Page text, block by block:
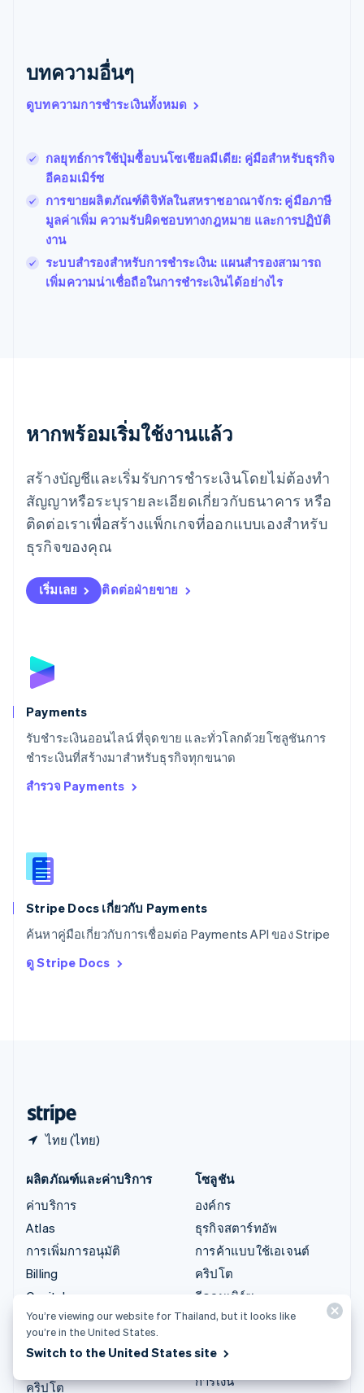
บทความอื่นๆ
ดูบทความการชำระเงินทั้งหมด
กลยุทธ์การใช้ปุ่มซื้อบนโซเชียลมีเดีย: คู่มือสำหรับธุรกิจ
อีคอมเมิร์ซ
การขายผลิตภัณฑ์ดิจิทัลในสหราชอาณาจักร: คู่มือภาษี
มูลค่าเพิ่ม ความรับผิดชอบทางกฎหมาย และการปฏิบัติ
งาน
ระบบสำรองสำหรับการชำระเงิน: แผนสำรองสามารถ
เพิ่มความน่าเชื่อถือในการชำระเงินได้อย่างไร
หากพร้อมเริ่มใช้งานแล้ว
สร้างบัญชีและเริ่มรับการชำระเงินโดยไม่ต้องทำ
สัญญาหรือระบุรายละเอียดเกี่ยวกับธนาคาร หรือ
ติดต่อเราเพื่อสร้างแพ็กเกจที่ออกแบบเองสำหรับ
ธุรกิจของคุณ
เริ่มเลย ติดต่อฝ่ายขาย
Payments
รับชำระเงินออนไลน์ ที่จุดขาย และทั่วโลกด้วยโซลูชันการ
ชำระเงินที่สร้างมาสำหรับธุรกิจทุกขนาด
สำรวจ Payments
Stripe Docs เกี่ยวกับ Payments
ค้นหาคู่มือเกี่ยวกับการเชื่อมต่อ Payments API ของ Stripe
ดู Stripe Docs
ไทย (ไทย)
NederlandsFrançais
Português English
ฝรั่งเศส
FrançaisEnglish
ฟินแลนด์
EnglishSvenska
มอลตา
English
มาเลเซีย
English 简体中文
เม็กซิโก
ลักเซมเบิร์ก
Français Deutsch English
English
ลิกเตนสไตน์
DeutschEnglish
ลิทัวเนีย
English
สเปน
สโลวาเกีย
English
Deutsch
สวีเดน
สหรัฐอเมริกา
English Español简体中文
สหรัฐอาหรับเอมิเรตส์
สหราชอาณาจักร
สิงคโปร์
English
ออสเตรเลีย
English
DeutschEnglish
ItalianoEnglish
ผลิตภัณฑ์และค่าบริการ
ค่าบริการ
Atlas
การเพิ่มการอนุมัติ
Billing
Capital
Checkout
Climate
คริปโต
โซลูชัน
องค์กร
ธุรกิจสตาร์ทอัพ
การค้าแบบใช้เอเจนต์
คริปโต
อีคอมเมิร์ซ
บริการทางการเงินที่ผสาน
การทำงานอัตโนมัติด้าน
การเงิน
You’re viewing our website for Thailand, but it looks like
you’re in the United States.
Switch to the United States site